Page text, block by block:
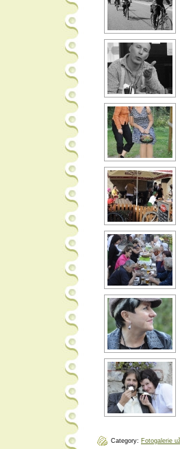
Category: Fotogalerie